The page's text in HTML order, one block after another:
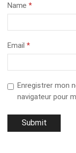
Name *
Email *
Enregistrer mon
navigateur pour